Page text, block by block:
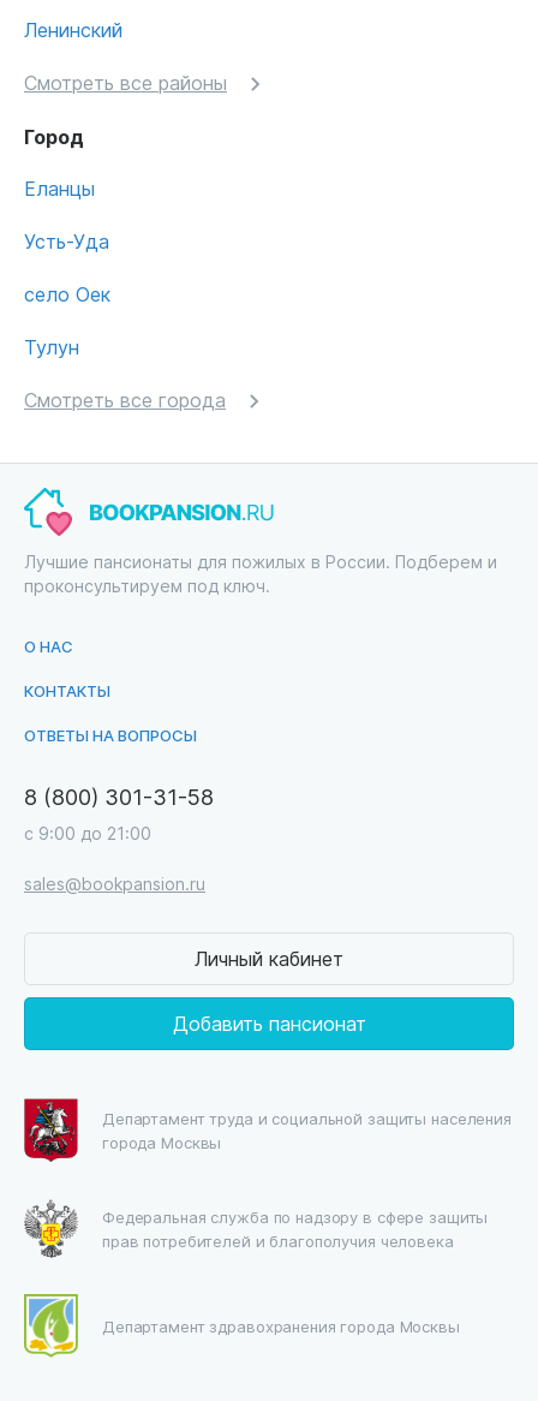
Ленинский
Смотреть все районы
Город
Еланцы
Усть-Уда
село Оек
Тулун
Смотреть все города
Лучшие пансионаты для пожилых в России. Подберем и
проконсультируем под ключ.
О НАС
КОНТАКТЫ
ОТВЕТЫ НА ВОПРОСЫ
8 (800) 301-31-58
с 9:00 до 21:00
sales@bookpansion.ru
Личный кабинет
Добавить пансионат
Департамент труда и социальной защиты населения
города Москвы
Федеральная служба по надзору в сфере защиты
прав потребителей и благополучия человека
Департамент здравохранения города Москвы